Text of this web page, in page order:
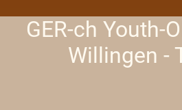
GER-ch Youth-
Willingen -